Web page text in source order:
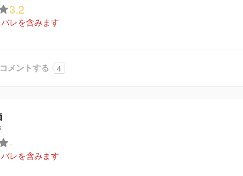
3.2
レを含みます
コメントする 4
-
レを含みます